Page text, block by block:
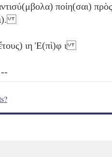
ποίη(σαι) πρὸς
ιη Ἐ(πὶ)φ ι